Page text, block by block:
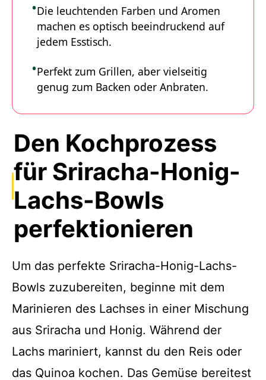
Die leuchtenden Farben und Aromen
machen es optisch beeindruckend auf
jedem Esstisch.
Perfekt zum Grillen, aber vielseitig
genug zum Backen oder Anbraten.
Den Kochprozess
für Sriracha-Honig-
Lachs-Bowls
perfektionieren
Um das perfekte Sriracha-Honig-Lachs-
Bowls zuzubereiten, beginne mit dem
Marinieren des Lachses in einer Mischung
aus Sriracha und Honig. Während der
Lachs mariniert, kannst du den Reis oder
das Quinoa kochen. Das Gemüse bereitest